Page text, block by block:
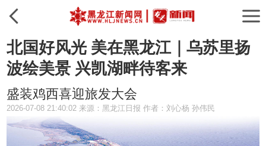
北国好风光 美在黑龙江｜乌苏里扬
波绘美景 兴凯湖畔待客来
盛装鸡西喜迎旅发大会
2026-07-08 21:40:02 来源：黑龙江日报 作者：刘心杨 孙伟民